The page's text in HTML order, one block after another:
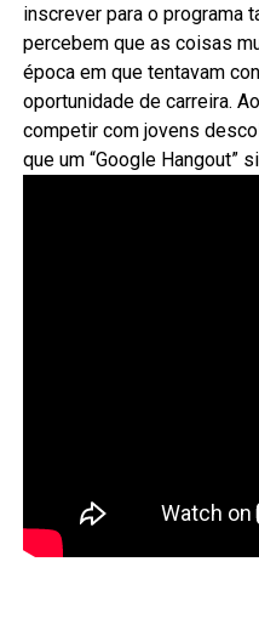
inscrever para o programa
percebem que as coisas
época em que tentavam
oportunidade de carreira.
competir com jovens
que um “Google Hangout”